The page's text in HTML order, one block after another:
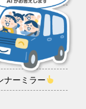
ナーミラー